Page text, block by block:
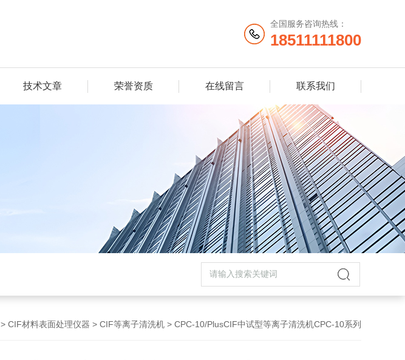
全国服务咨询热线：
18511111800
技术文章 荣誉资质 在线留言 联系我们
> CIF材料表面处理仪器 > CIF等离子清洗机 > CPC-10/PlusCIF中试型等离子清洗机CPC-10系列